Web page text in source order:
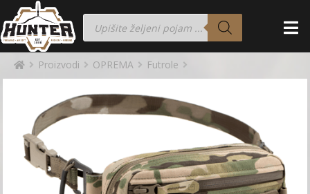
Proizvodi OPREMA Futrole